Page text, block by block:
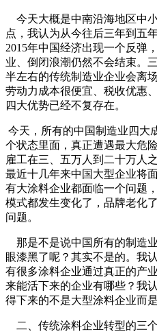
今天大概是中南沿海地区中
点，我认为从今往后三年到五
2015年中国经济出现一个反弹
业、倒闭浪潮仍然不会结束。
半左右的传统制造业企业会离
劳动力成本很便宜、税收优惠
四大优势已经不复存在。
今天，所有的中国制造业四大
个状态里面，真正遭遇最大危
雇工在三、五万人到二十万人
最近十几年来中国大型企业将
有大涂料企业都面临一个问题
模式都发生变化了，品牌老化
问题。
那是不是说中国所有的制造
眼漆黑了呢？其实不是的。我
有很多涂料企业通过真正的产
来能活下来的企业有哪些？我
得下来的不是大型涂料企业而
二、传统涂料企业转型的三